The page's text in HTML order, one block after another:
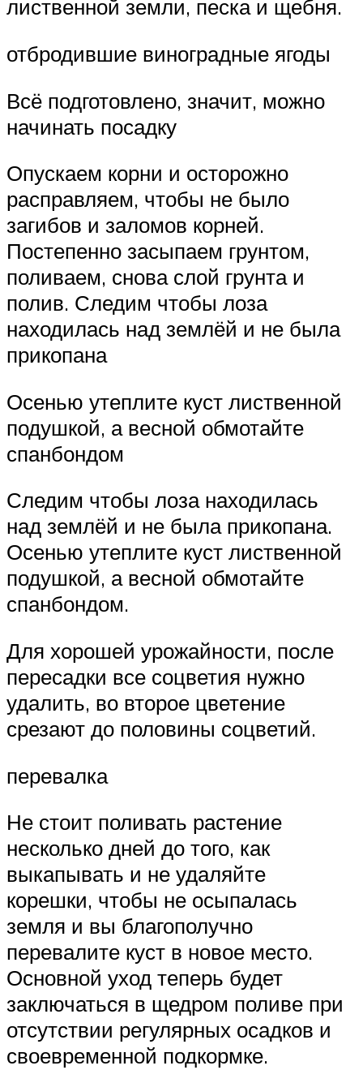
лиственной земли, песка и щебня.
отбродившие виноградные ягоды
Всё подготовлено, значит, можно
начинать посадку
Опускаем корни и осторожно
расправляем, чтобы не было
загибов и заломов корней.
Постепенно засыпаем грунтом,
поливаем, снова слой грунта и
полив. Следим чтобы лоза
находилась над землёй и не была
прикопана
Осенью утеплите куст лиственной
подушкой, а весной обмотайте
спанбондом
Следим чтобы лоза находилась
над землёй и не была прикопана.
Осенью утеплите куст лиственной
подушкой, а весной обмотайте
спанбондом.
Для хорошей урожайности, после
пересадки все соцветия нужно
удалить, во второе цветение
срезают до половины соцветий.
перевалка
Не стоит поливать растение
несколько дней до того, как
выкапывать и не удаляйте
корешки, чтобы не осыпалась
земля и вы благополучно
перевалите куст в новое место.
Основной уход теперь будет
заключаться в щедром поливе при
отсутствии регулярных осадков и
своевременной подкормке.